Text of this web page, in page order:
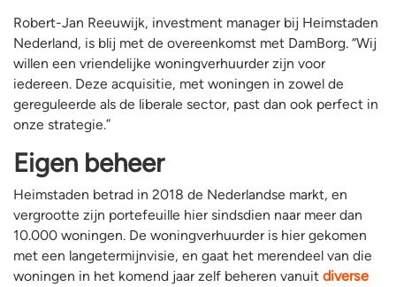
Robert-Jan Reeuwijk, investment manager bij Heimstaden
Nederland, is blij met de overeenkomst met DamBorg. “Wij
willen een vriendelijke woningverhuurder zijn voor
iedereen. Deze acquisitie, met woningen in zowel de
gereguleerde als de liberale sector, past dan ook perfect in
onze strategie.”
Eigen beheer
Heimstaden betrad in 2018 de Nederlandse markt, en
vergrootte zijn portefeuille hier sindsdien naar meer dan
10.000 woningen. De woningverhuurder is hier gekomen
met een langetermijnvisie, en gaat het merendeel van die
woningen in het komend jaar zelf beheren vanuit diverse